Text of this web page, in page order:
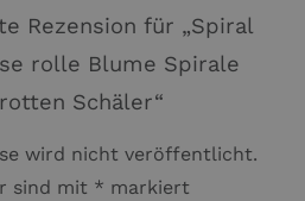
Rezension für „Spiral
rolle Blume Spirale
Schäler“
wird nicht veröffentlicht.
sind mit * markiert